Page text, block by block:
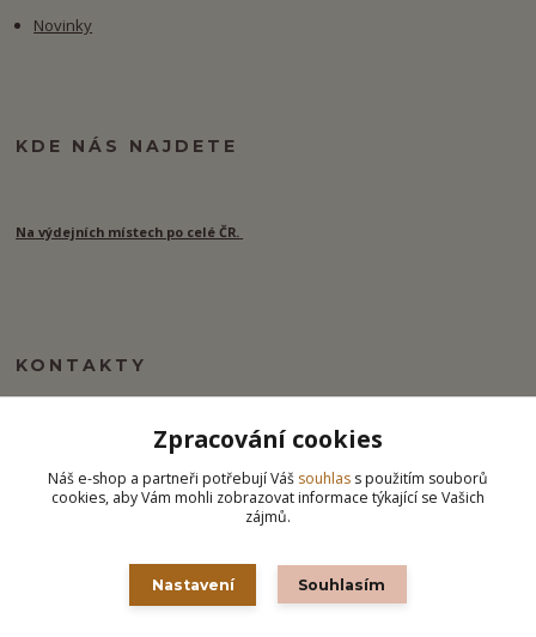
Novinky
KDE NÁS NAJDETE
Na výdejních místech po celé ČR.
KONTAKTY
info@ipj.cz
Zpracování cookies
Náš e-shop a partneři potřebují Váš souhlas s použitím souborů
cookies, aby Vám mohli zobrazovat informace týkající se Vašich
zájmů.
Nastavení Souhlasím